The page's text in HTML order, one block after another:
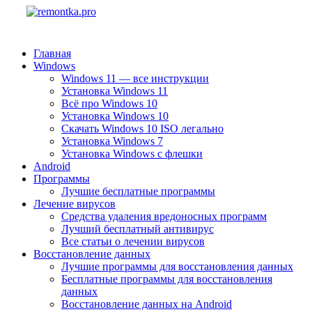
Главная
Windows
Windows 11 — все инструкции
Установка Windows 11
Всё про Windows 10
Установка Windows 10
Скачать Windows 10 ISO легально
Установка Windows 7
Установка Windows с флешки
Android
Программы
Лучшие бесплатные программы
Лечение вирусов
Средства удаления вредоносных программ
Лучший бесплатный антивирус
Все статьи о лечении вирусов
Восстановление данных
Лучшие программы для восстановления данных
Бесплатные программы для восстановления
данных
Восстановление данных на Android